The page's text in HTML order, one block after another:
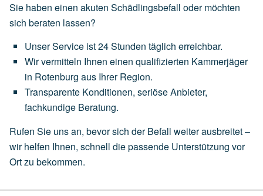
Sie haben einen akuten Schädlingsbefall oder möchten
sich beraten lassen?
UnserService ist24 Stunden täglich erreichbar.
Wirvermitteln Ihnen einen qualifizierten Kammerjäger
in Rotenburg aus Ihrer Region.
Transparente Konditionen, seriöseAnbieter,
fachkundige Beratung.
Rufen Sie uns an, bevor sich der Befall weiter ausbreitet –
wir helfen Ihnen, schnell die passende Unterstützung vor
Ort zu bekommen.